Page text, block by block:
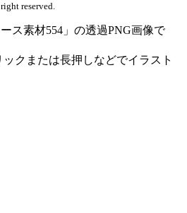
reserved.
ス素材554 」の透過PNG画像で
クまたは長押しなどでイラスト